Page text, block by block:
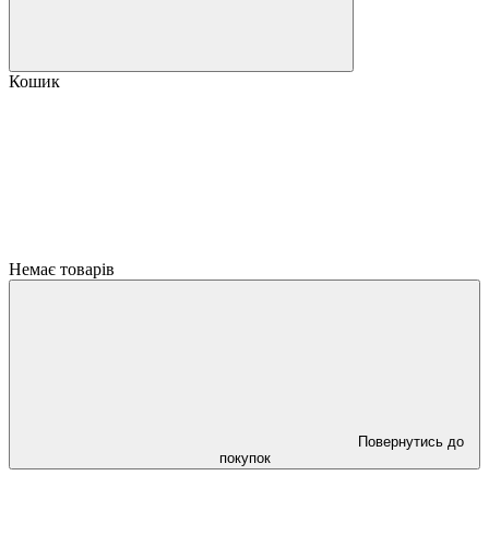
Кошик
Немає товарів
Повернутись до
покупок